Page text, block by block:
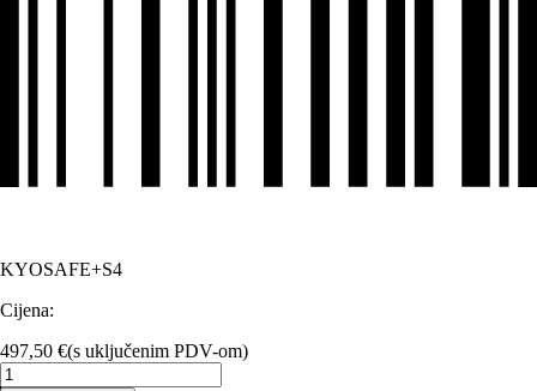
KYOSAFE+S4
Cijena:
497,50 €(s uključenim PDV-om)
KYOsafe